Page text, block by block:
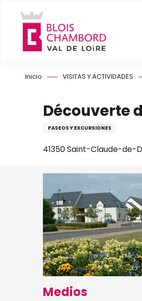
contenu
principal
Inicio VISITAS Y ACTIVIDADES
Découverte
PASEOS Y EXCURSIONES
41350 Saint-Claude-de-
Medios